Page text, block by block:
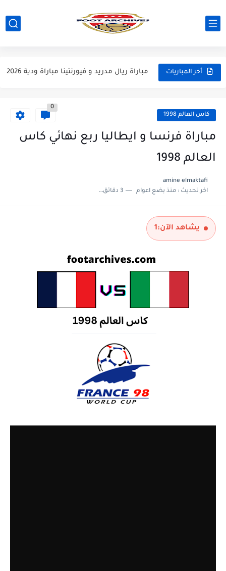
أخر المباريات
مباراة مانشستر يونايتد و اتلتيكو مدريد مباراة ودية 2026
مباراة ريال مدريد و فيورنتينا مباراة ودية 2026
مباراة برشلونة و بيرمنغهام مباراة ودية 2026 كاس العالم 1998
0
مباراة فرنسا و ايطاليا ربع نهائي كاس
العالم 1998
amine elmaktafi
اخر تحديث :منذ بضع اعوام 3 دقائق للقراءة
يشاهد الآن:1